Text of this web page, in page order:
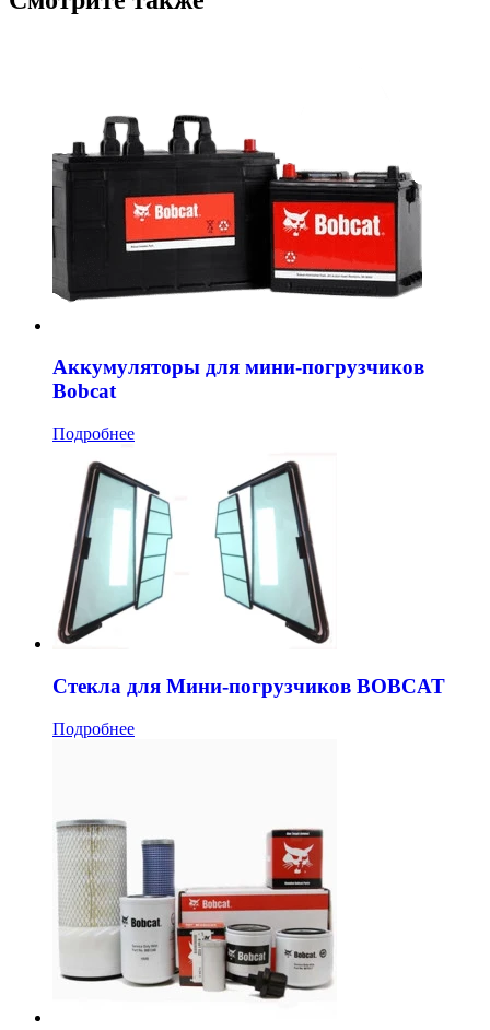
Аккумуляторы для мини-погрузчиков
Bobcat
Подробнее
Стекла для Мини-погрузчиков BOBCAT
Подробнее